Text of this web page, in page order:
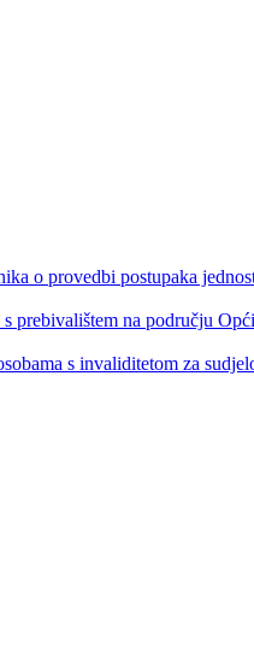
o provedbi postupaka
prebivalištem na području
s invaliditetom za